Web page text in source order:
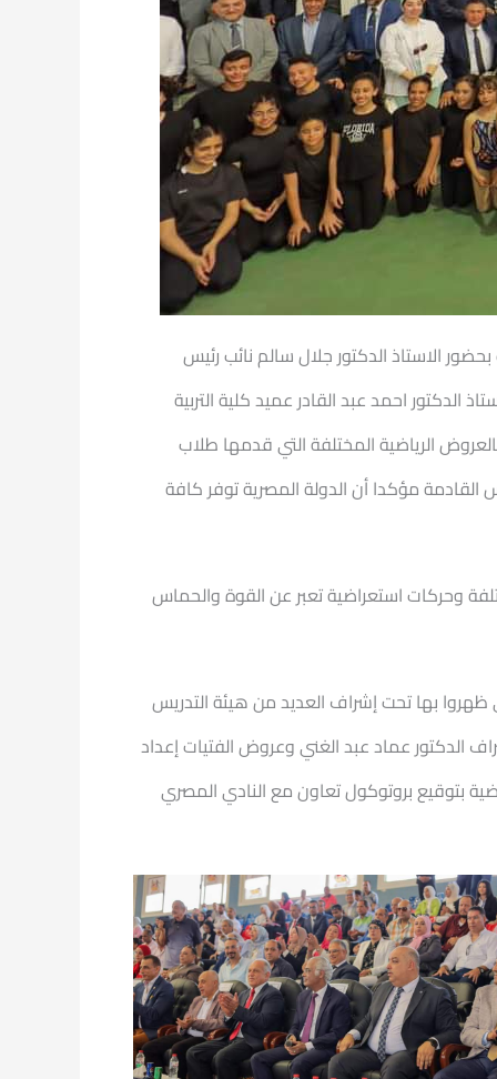
الاستاذ الدكتور جلال سالم نائب رئيس
احمد عبد القادر عميد كلية التربية
الرياضية المختلفة التي قدمها طلاب
القادمة مؤكدا أن الدولة المصرية توفر كافة
وحركات استعراضية تعبر عن القوة والحماس
ظهروا بها تحت إشراف العديد من هيئة التدريس
الدكتور عماد عبد الغني وعروض الفتيات إعداد
بتوقيع بروتوكول تعاون مع النادي المصري